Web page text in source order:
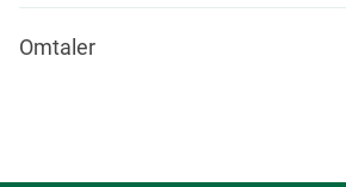
Omtaler